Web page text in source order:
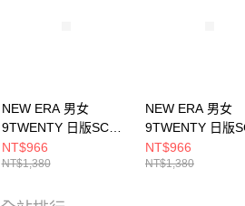
NEW ERA 男女
9TWENTY 日版SCW
NE NE14201381
NT$966
NT$1,380
NEW ERA 男女
9TWENTY 日版
NE NE14201382
NT$966
NT$1,380